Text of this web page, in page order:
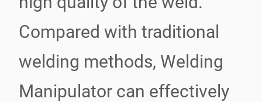
Compared with traditional
welding methods, Welding
Manipulator can effectively